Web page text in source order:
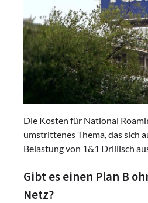
Die Kosten für National
umstrittenes Thema, das sich
Belastung von 1&1 Drillisch
Gibt es einen Plan B
Netz?